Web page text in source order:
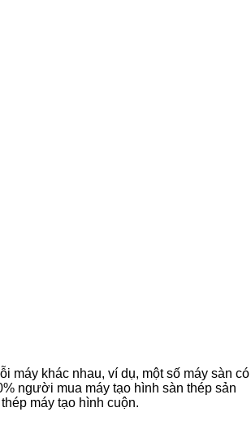
máy khác nhau, ví dụ, một số máy sàn có
người mua máy tạo hình sàn thép sản
máy tạo hình cuộn.